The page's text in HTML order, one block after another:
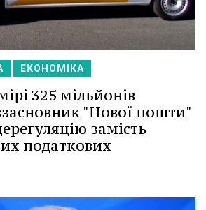
ЕКОНОМІКА
325 мільйонів
"Нової пошти"
замість
податкових